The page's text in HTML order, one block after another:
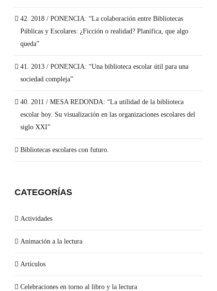
42. 2018 / PONENCIA: “La colaboración entre Bibliotecas
Públicas y Escolares: ¿Ficción o realidad? Planifica, que algo
queda”
41. 2013 / PONENCIA: “Una biblioteca escolar útil para una
sociedad compleja”
40. 2011 / MESA REDONDA: “La utilidad de la biblioteca
escolar hoy. Su visualización en las organizaciones escolares del
siglo XXI”
Bibliotecas escolares con futuro.
CATEGORÍAS
Actividades
Animación a la lectura
Artículos
Celebraciones en torno al libro y la lectura